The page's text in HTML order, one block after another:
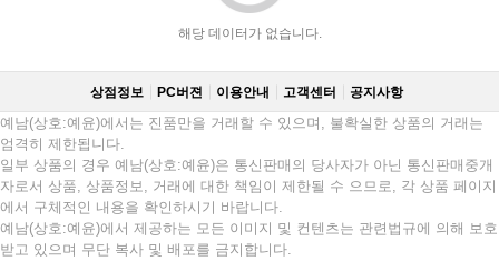
해당 데이터가 없습니다.
상점정보 PC버젼 이용안내 고객센터 공지사항
예남(상호:예윤)에서는 진품만을 거래할 수 있으며, 불확실한 상품의 거래는
엄격히 제한됩니다.
일부 상품의 경우 예남(상호:예윤)은 통신판매의 당사자가 아닌 통신판매중개
자로서 상품, 상품정보, 거래에 대한 책임이 제한될 수 으므로, 각 상품 페이지
에서 구체적인 내용을 확인하시기 바랍니다.
예남(상호:예윤)에서 제공하는 모든 이미지 및 컨텐츠는 관련법규에 의해 보호
받고 있으며 무단 복사 및 배포를 금지합니다.